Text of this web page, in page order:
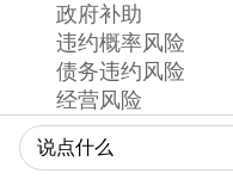
政府补助
违约概率风险
债务违约风险
经营风险
连锁股东
透明度综合指标
说点什么